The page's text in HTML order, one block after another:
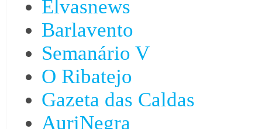
Elvasnews
Barlavento
Semanário V
O Ribatejo
Gazeta das Caldas
AuriNegra